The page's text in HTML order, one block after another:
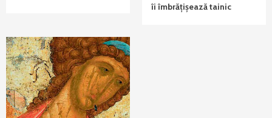
îi îmbrățișează tainic